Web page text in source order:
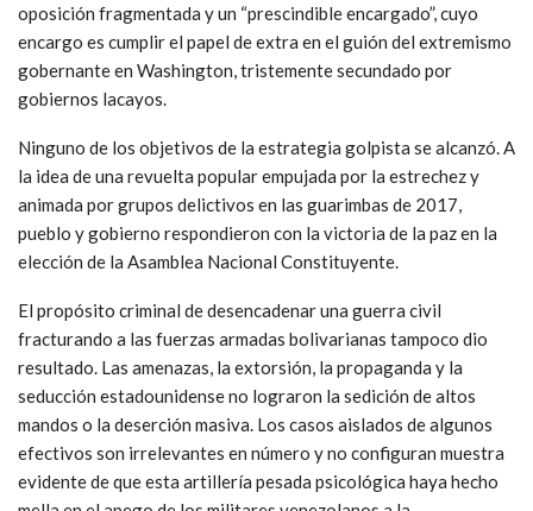
oposición fragmentada y un “prescindible encargado”, cuyo
encargo es cumplir el papel de extra en el guión del extremismo
gobernante en Washington, tristemente secundado por
gobiernos lacayos.
Ninguno de los objetivos de la estrategia golpista se alcanzó. A
la idea de una revuelta popular empujada por la estrechez y
animada por grupos delictivos en las guarimbas de 2017,
pueblo y gobierno respondieron con la victoria de la paz en la
elección de la Asamblea Nacional Constituyente.
El propósito criminal de desencadenar una guerra civil
fracturando a las fuerzas armadas bolivarianas tampoco dio
resultado. Las amenazas, la extorsión, la propaganda y la
seducción estadounidense no lograron la sedición de altos
mandos o la deserción masiva. Los casos aislados de algunos
efectivos son irrelevantes en número y no configuran muestra
evidente de que esta artillería pesada psicológica haya hecho